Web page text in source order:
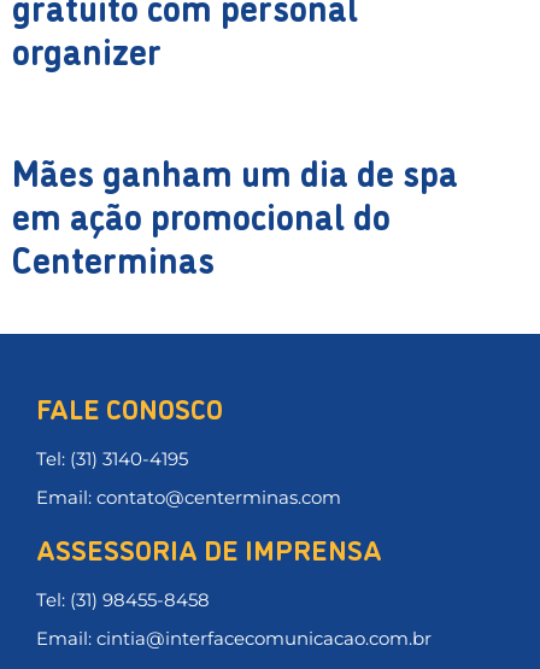
organizer
Mães ganham um dia de spa
em ação promocional do
Centerminas
FALE CONOSCO
Tel: (31) 3140-4195
Email: contato@centerminas.com
ASSESSORIA DE IMPRENSA
Tel: (31) 98455-8458
Email: cintia@interfacecomunicacao.com.br